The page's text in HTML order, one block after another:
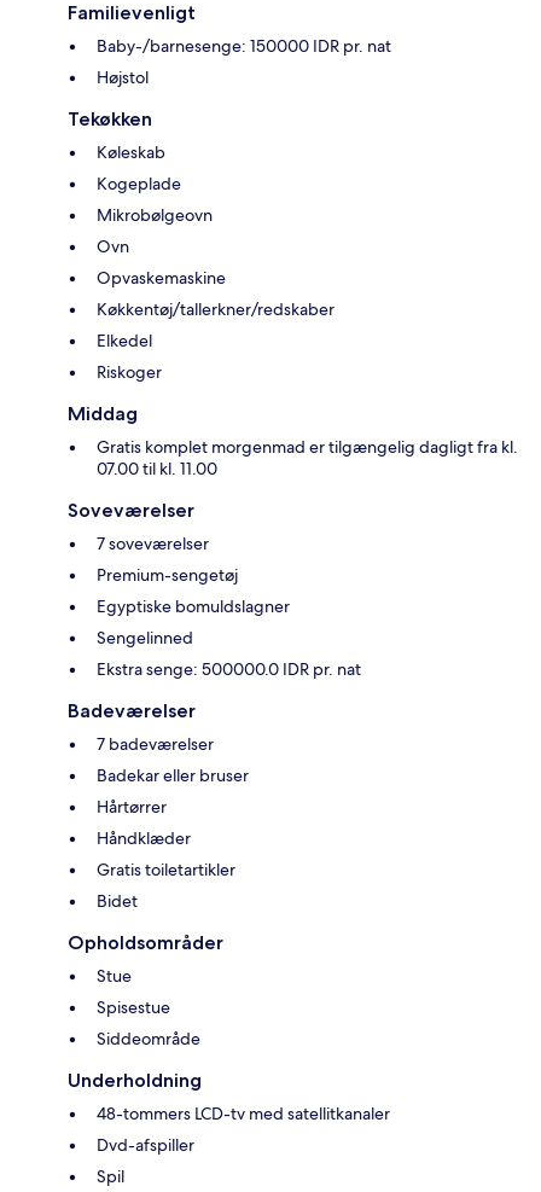
Familievenligt
Baby-/barnesenge: 150000 IDR pr. nat
Højstol
Tekøkken
Køleskab
Kogeplade
Mikrobølgeovn
Ovn
Opvaskemaskine
Køkkentøj/tallerkner/redskaber
Elkedel
Riskoger
Middag
Gratis komplet morgenmad er tilgængelig dagligt fra kl.
07.00 til kl. 11.00
Soveværelser
7 soveværelser
Premium-sengetøj
Egyptiske bomuldslagner
Sengelinned
Ekstra senge: 500000.0 IDR pr. nat
Badeværelser
7 badeværelser
Badekar eller bruser
Hårtørrer
Håndklæder
Gratis toiletartikler
Bidet
Opholdsområder
Stue
Spisestue
Siddeområde
Underholdning
48-tommers LCD-tv med satellitkanaler
Dvd-afspiller
Spil